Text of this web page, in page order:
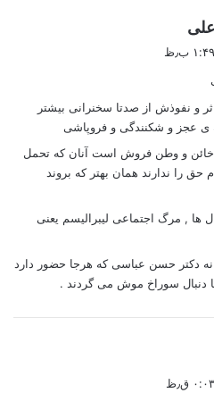
اثر و نفوذش از صدتا سخنرانی بیشتر
ی عجز و شکنندگی و فروپاشی
خائن و وطن فروش است آنان که تحمل
را ندارند همان بهتر که بروند
ها , مرگ اجتماعی لیبرالیسم یعنی
دکتر حسن عباسی که هرجا حضور دارد
دنبال سوراخ موش می گردند .